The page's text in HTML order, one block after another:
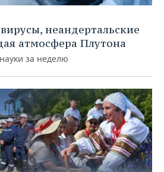
неандертальские
атмосфера Плутона
за неделю